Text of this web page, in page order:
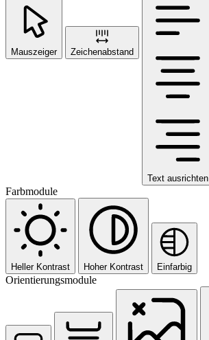
Mauszeiger Zeichenabstand
Text ausrichten
Farbmodule
Heller Kontrast Hoher Kontrast Einfarbig
Orientierungsmodule